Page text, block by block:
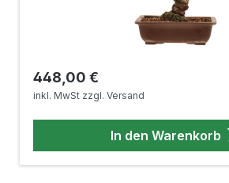
Regulärer Preis:
448,00 €
inkl. MwSt zzgl. Versand
In den Warenkorb